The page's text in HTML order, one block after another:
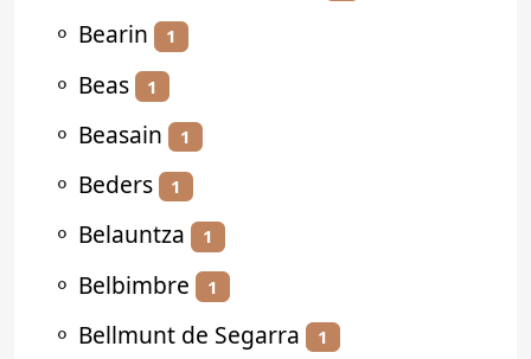
⚬ Bearin 1
⚬ Beas 1
⚬ Beasain 1
⚬ Beders 1
⚬ Belauntza 1
⚬ Belbimbre 1
⚬ Bellmunt de Segarra 1